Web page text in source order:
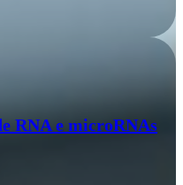
RNA e microRNAs